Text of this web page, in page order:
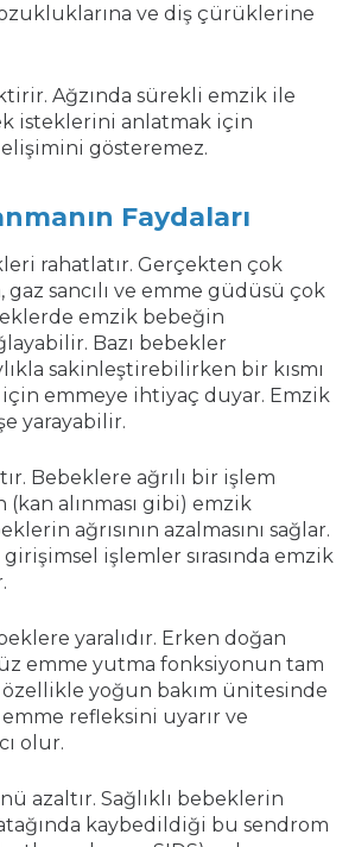
ve diş çürüklerine
Ağzında sürekli emzik ile
isteklerini anlatmak için
gösteremez.
Faydaları
rahatlatır. Gerçekten çok
gaz sancılı ve emme güdüsü çok
emzik bebeğin
Bazı bebekler
sakinleştirebilirken bir kısmı
emmeye ihtiyaç duyar. Emzik
yarayabilir.
Bebeklere ağrılı bir işlem
(kan alınması gibi) emzik
ağrısının azalmasını sağlar.
işlemler sırasında emzik
yaralıdır. Erken doğan
emme yutma fonksiyonun tam
yoğun bakım ünitesinde
refleksini uyarır ve
olur.
azaltır. Sağlıklı bebeklerin
kaybedildiği bu sendrom